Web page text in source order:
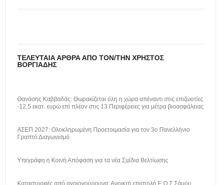
ΤΕΛΕΥΤΑΊΑ ΆΡΘΡΑ ΑΠΌ ΤΟΝ/ΤΗΝ ΧΡΉΣΤΟΣ
ΒΟΡΓΙΆΔΗΣ
Θανάσης Καββαδάς: Θωρακίζεται όλη η χώρα απέναντι στις επιζωοτίες
-12,5 εκατ. ευρώ επί πλέον στις 13 Περιφέρειες για μέτρα βιοασφάλειας
ΑΣΕΠ 2027: Ολοκληρωμένη Προετοιμασία για τον 3ο Πανελλήνιο
Γραπτό Διαγωνισμό
Υπεγράφη η Κοινή Απόφαση για τα νέα Σχέδια Βελτίωσης